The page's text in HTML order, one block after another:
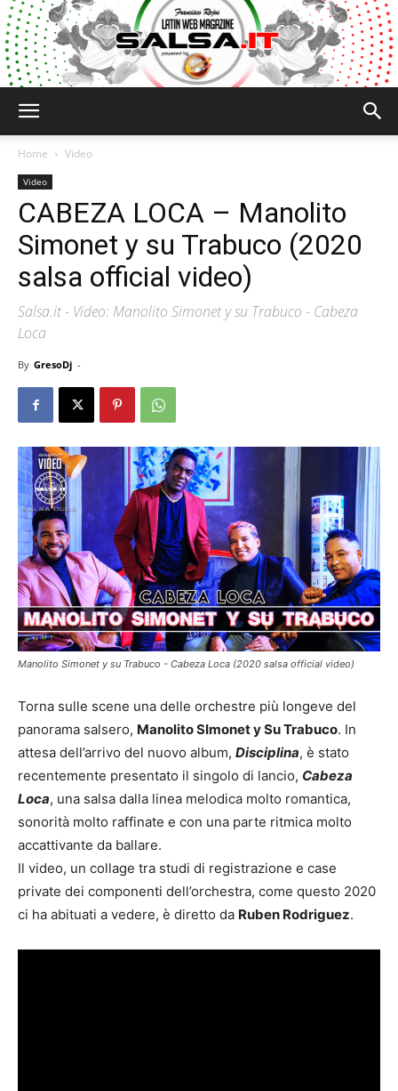
Home Video
Video
CABEZA LOCA – Manolito
Simonet y su Trabuco (2020
salsa official video)
Salsa.it - Video: Manolito Simonet y su Trabuco - Cabeza
Loca
By GresoDj -
Manolito Simonet y su Trabuco - Cabeza Loca (2020 salsa official video)
Torna sulle scene una delle orchestre più longeve del
panorama salsero, Manolito SImonet y Su Trabuco. In
attesa dell’arrivo del nuovo album, Disciplina, è stato
recentemente presentato il singolo di lancio, Cabeza
Loca, una salsa dalla linea melodica molto romantica,
sonorità molto raffinate e con una parte ritmica molto
accattivante da ballare.
Il video, un collage tra studi di registrazione e case
private dei componenti dell’orchestra, come questo 2020
ci ha abituati a vedere, è diretto da Ruben Rodriguez.